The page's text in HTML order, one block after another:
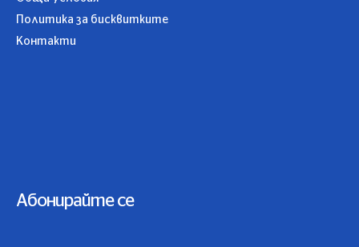
Политика за бисквитките
Контакти
Абонирайте се